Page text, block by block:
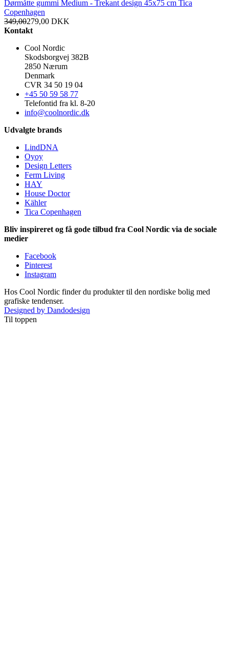
Dørmåtte gummi Medium - Trekant design 45x75 cm Tica
Copenhagen
349,00279,00 DKK
Kontakt
Cool Nordic
Skodsborgvej 382B
2850 Nærum
Denmark
CVR 34 50 19 04
+45 50 59 58 77
Telefontid fra kl. 8-20
info@coolnordic.dk
Udvalgte brands
LindDNA
Oyoy
Design Letters
Ferm Living
HAY
House Doctor
Kähler
Tica Copenhagen
Bliv inspireret og få gode tilbud fra Cool Nordic via de sociale
medier
Facebook
Pinterest
Instagram
Hos Cool Nordic finder du produkter til den nordiske bolig med
grafiske tendenser.
Designed by Dandodesign
Til toppen